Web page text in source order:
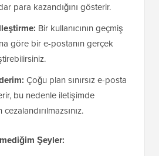
para kazandığını gösterir.
Bir kullanıcının geçmiş
göre bir e-postanın gerçek
Çoğu plan sınırsız e-posta
bu nedenle iletişimde
cezalandırılmazsınız.
Şeyler: